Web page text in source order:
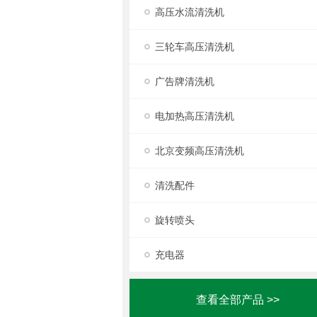
高压水流清洗机
三轮车高压清洗机
广告牌清洗机
电加热高压清洗机
北京变频高压清洗机
清洗配件
旋转喷头
充电器
查看全部产品 >>